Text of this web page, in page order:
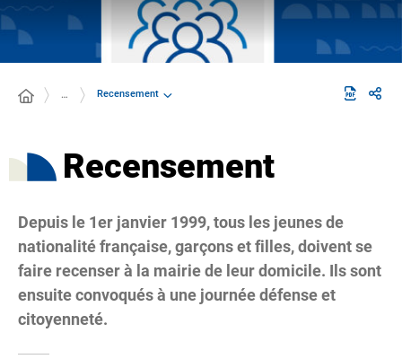
… Recensement
Recensement
Depuis le 1er janvier 1999, tous les jeunes de
nationalité française, garçons et filles, doivent se
faire recenser à la mairie de leur domicile. Ils sont
ensuite convoqués à une journée défense et
citoyenneté.